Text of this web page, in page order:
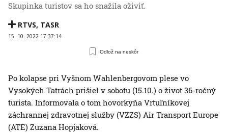
Skupinka turistov sa ho snažila oživiť.
RTVS, TASR
15. 10. 2022 17:37:14
Odlož na neskôr
Po kolapse pri Vyšnom Wahlenbergovom plese vo
Vysokých Tatrách prišiel v sobotu (15.10.) o život 36-ročný
turista. Informovala o tom hovorkyňa Vrtuľníkovej
záchrannej zdravotnej služby (VZZS) Air Transport Europe
(ATE) Zuzana Hopjaková.